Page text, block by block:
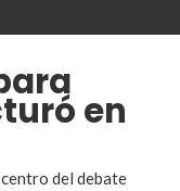
en
del debate